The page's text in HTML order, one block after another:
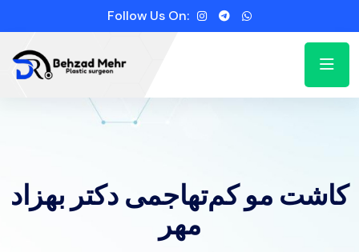
Follow Us On:
کاشت مو کم‌تهاجمی دکتر بهزاد
مهر